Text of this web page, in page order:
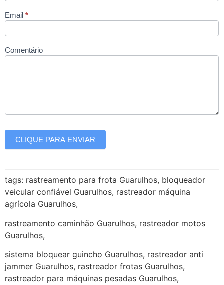
Email *
Comentário
CLIQUE PARA ENVIAR
tags: rastreamento para frota Guarulhos, bloqueador
veicular confiável Guarulhos, rastreador máquina
agrícola Guarulhos,
rastreamento caminhão Guarulhos, rastreador motos
Guarulhos,
sistema bloquear guincho Guarulhos, rastreador anti
jammer Guarulhos, rastreador frotas Guarulhos,
rastreador para máquinas pesadas Guarulhos,